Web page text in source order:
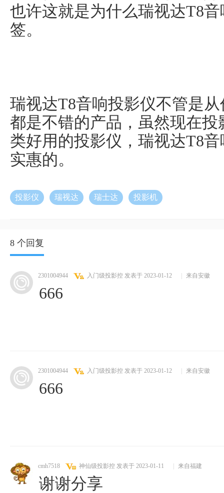
也许这就是为什么瑞视达T8
签。
瑞视达T8音响投影仪不管是
都是不错的产品，虽然现在
类好用的投影仪，瑞视达T8
实惠的。
投影仪 瑞视达 瑞士达 投影机
8 个回复
2301004944 入门级投影控 发表于 2023-01-12 来自安徽
666
2301004944 入门级投影控 发表于 2023-01-12 来自安徽
666
cmh7518 神仙级投影控 发表于 2023-01-11 来自福建
谢谢分享